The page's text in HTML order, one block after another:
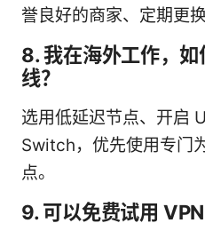
誉良好的商家、定期更
8. 我在海外工作，
线？
选用低延迟节点、开启
Switch，优先使用专门
点。
9. 可以免费试用 VPN